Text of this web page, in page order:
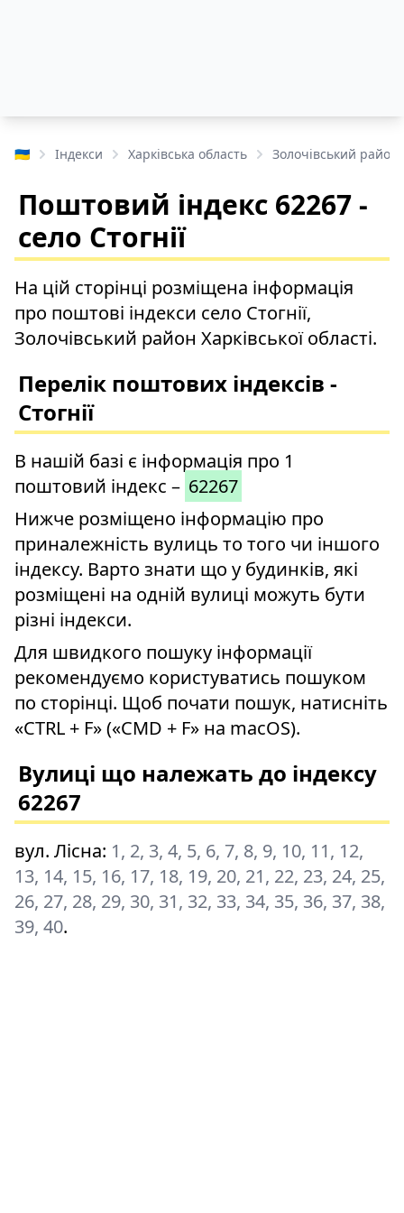
🇺🇦 Індекси Харківська область Золочівський район
Поштовий індекс 62267 -
село Стогнії
На цій сторінці розміщена інформація
про поштові індекси село Стогнії,
Золочівський район Харківської області.
Перелік поштових індексів -
Стогнії
В нашій базі є інформація про 1
поштовий індекс – 62267
Нижче розміщено інформацію про
приналежність вулиць то того чи іншого
індексу. Варто знати що у будинків, які
розміщені на одній вулиці можуть бути
різні індекси.
Для швидкого пошуку інформації
рекомендуємо користуватись пошуком
по сторінці. Щоб почати пошук, натисніть
«CTRL + F» («CMD + F» на macOS).
Вулиці що належать до індексу
62267
вул. Лісна: 1, 2, 3, 4, 5, 6, 7, 8, 9, 10, 11, 12,
13, 14, 15, 16, 17, 18, 19, 20, 21, 22, 23, 24, 25,
26, 27, 28, 29, 30, 31, 32, 33, 34, 35, 36, 37, 38,
39, 40.